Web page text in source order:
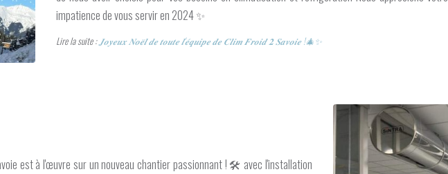
impatience de vous servir en 2024 ✨
Lire la suite :𝑱𝒐𝒚𝒆𝒖𝒙 𝑵𝒐𝒆̈𝒍 𝒅𝒆 𝒕𝒐𝒖𝒕𝒆 𝒍'𝒆́𝒒𝒖𝒊𝒑𝒆 𝒅𝒆 𝑪𝒍𝒊𝒎 𝑭𝒓𝒐𝒊𝒅 𝟐 𝑺𝒂𝒗𝒐𝒊𝒆 !🎄✨
est à l'œuvre sur un nouveau chantier passionnant ! 🛠️ avec l'installation